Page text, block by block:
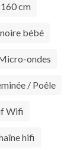
cm
bébé
ondes
/ Poêle
Wifi
hifi